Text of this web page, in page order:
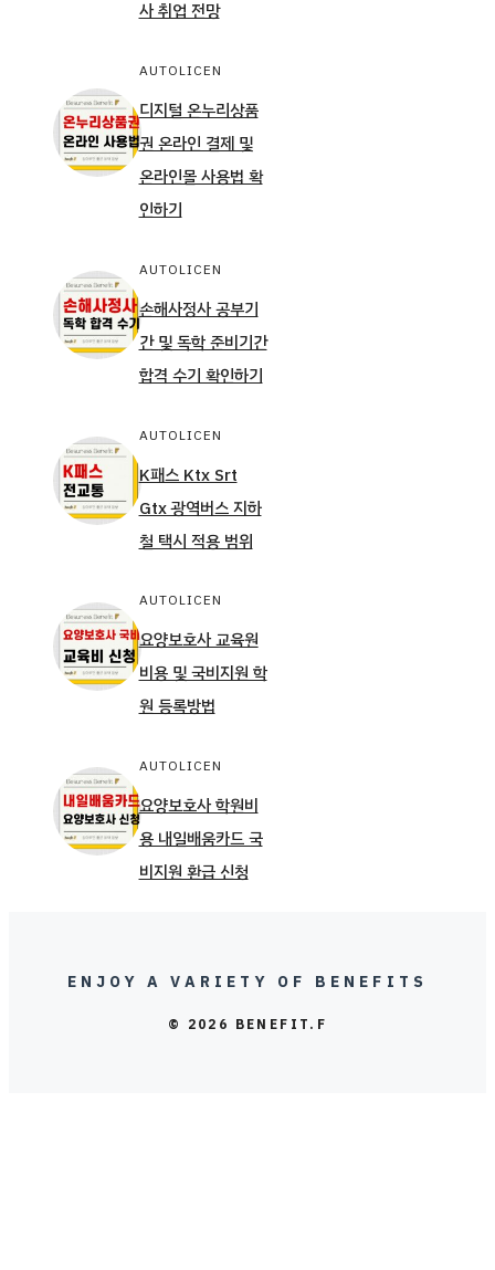
사 취업 전망
AUTOLICEN
디지털 온누리상품
권 온라인 결제 및
온라인몰 사용법 확
인하기
AUTOLICEN
손해사정사 공부기
간 및 독학 준비기간
합격 수기 확인하기
AUTOLICEN
K패스 Ktx Srt
Gtx 광역버스 지하
철 택시 적용 범위
AUTOLICEN
요양보호사 교육원
비용 및 국비지원 학
원 등록방법
AUTOLICEN
요양보호사 학원비
용 내일배움카드 국
비지원 환급 신청
ENJOY A VARIETY OF BENEFITS
© 2026 BENEFIT.F